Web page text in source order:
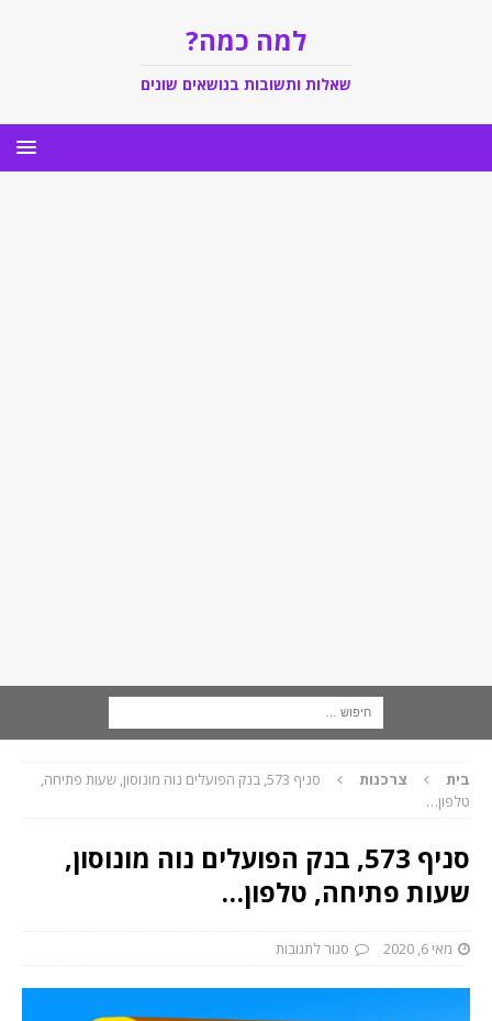
למה כמה?
שאלות ותשובות בנושאים שונים
בית צרכנות
סניף 573, בנק הפועלים נוה מונוסון, שעות פתיחה,
טלפון…
סניף 573, בנק הפועלים נוה מונוסון,
שעות פתיחה, טלפון…
מאי 6, 2020 סגור לתגובות